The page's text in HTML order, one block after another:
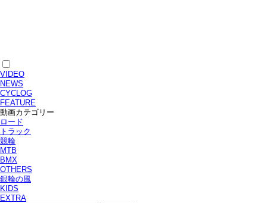
VIDEO
NEWS
CYCLOG
FEATURE
動画カテゴリー
ロード
トラック
競輪
MTB
BMX
OTHERS
銀輪の風
KIDS
EXTRA